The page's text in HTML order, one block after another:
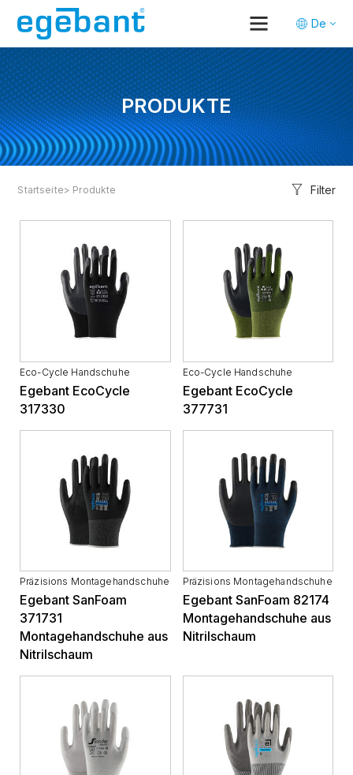
De
Tr
En
PRODUKTE
Startseite> Produkte Filter
Präzisions Montagehandschuhe
Egebant SanFoam
371731
Montagehandschuhe aus
Nitrilschaum
Präzisions Montagehandschuhe
Egebant SanFoam 82174
Montagehandschuhe aus
Nitrilschaum
Eco-Cycle Handschuhe
Egebant EcoCycle
317330
Eco-Cycle Handschuhe
Egebant EcoCycle
377731